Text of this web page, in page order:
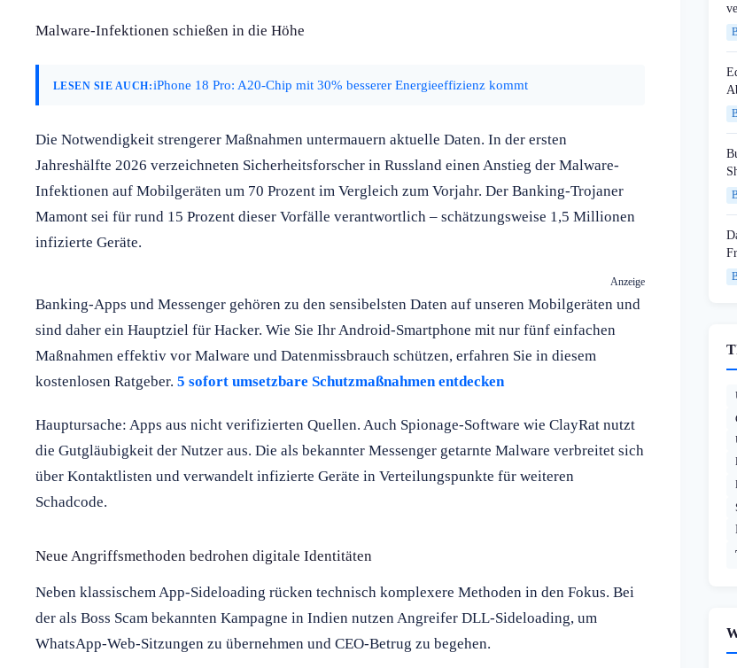
Malware-Infektionen schießen in die Höhe
LESEN SIE AUCH:iPhone 18 Pro: A20-Chip mit 30% besserer Energieeffizienz kommt
Die Notwendigkeit strengerer Maßnahmen untermauern aktuelle Daten. In der ersten
Jahreshälfte 2026 verzeichneten Sicherheitsforscher in Russland einen Anstieg der Malware-
Infektionen auf Mobilgeräten um 70 Prozent im Vergleich zum Vorjahr. Der Banking-Trojaner
Mamont sei für rund 15 Prozent dieser Vorfälle verantwortlich – schätzungsweise 1,5 Millionen
infizierte Geräte.
Anzeige
Banking-Apps und Messenger gehören zu den sensibelsten Daten auf unseren Mobilgeräten und
sind daher ein Hauptziel für Hacker. Wie Sie Ihr Android-Smartphone mit nur fünf einfachen
Maßnahmen effektiv vor Malware und Datenmissbrauch schützen, erfahren Sie in diesem
kostenlosen Ratgeber. 5 sofort umsetzbare Schutzmaßnahmen entdecken
Hauptursache: Apps aus nicht verifizierten Quellen. Auch Spionage-Software wie ClayRat nutzt
die Gutgläubigkeit der Nutzer aus. Die als bekannter Messenger getarnte Malware verbreitet sich
über Kontaktlisten und verwandelt infizierte Geräte in Verteilungspunkte für weiteren
Schadcode.
Neue Angriffsmethoden bedrohen digitale Identitäten
Neben klassischem App-Sideloading rücken technisch komplexere Methoden in den Fokus. Bei
der als Boss Scam bekannten Kampagne in Indien nutzen Angreifer DLL-Sideloading, um
WhatsApp-Web-Sitzungen zu übernehmen und CEO-Betrug zu begehen.